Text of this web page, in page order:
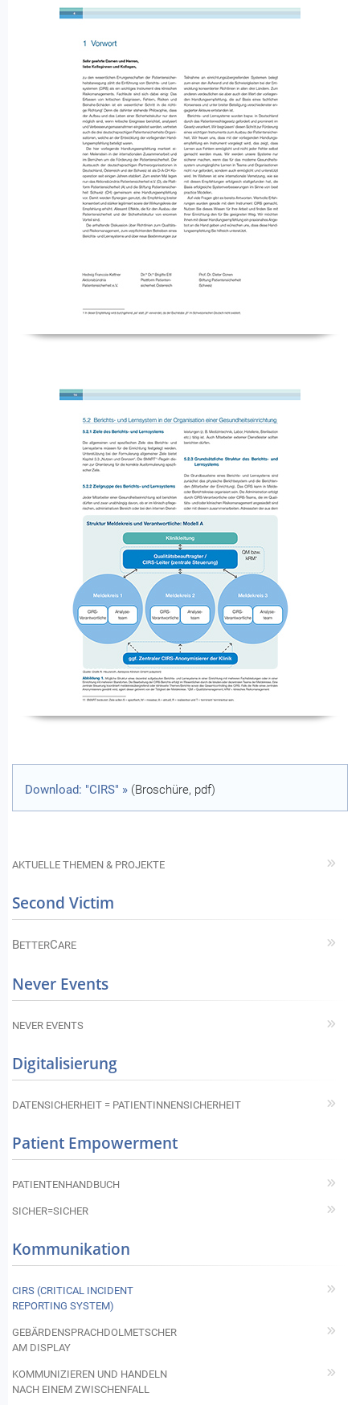
Download: "CIRS" » (Broschüre, pdf)
AKTUELLE THEMEN & PROJEKTE
Second Victim
BETTERCARE
Never Events
NEVER EVENTS
Digitalisierung
DATENSICHERHEIT = PATIENTINNENSICHERHEIT
Patient Empowerment
PATIENTENHANDBUCH
SICHER=SICHER
Kommunikation
CIRS (CRITICAL INCIDENT
REPORTING SYSTEM)
GEBÄRDENSPRACHDOLMETSCHER
AM DISPLAY
KOMMUNIZIEREN UND HANDELN
NACH EINEM ZWISCHENFALL